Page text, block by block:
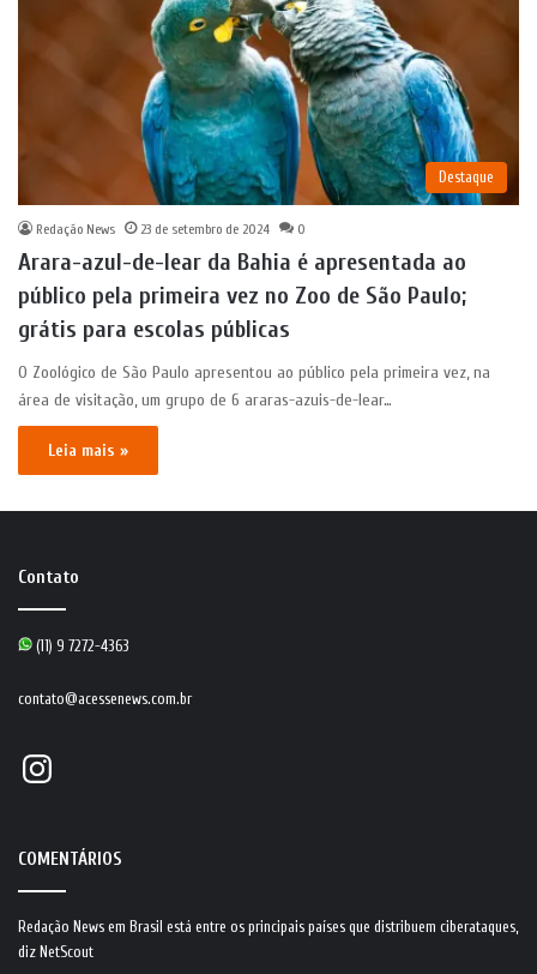
Destaque
Redação News 23 de setembro de 2024 0
Arara-azul-de-lear da Bahia é apresentada ao
público pela primeira vez no Zoo de São Paulo;
grátis para escolas públicas
O Zoológico de São Paulo apresentou ao público pela primeira vez, na
área de visitação, um grupo de 6 araras-azuis-de-lear…
Leia mais »
Contato
(11) 9 7272-4363
contato@acessenews.com.br
Instagram
COMENTÁRIOS
Redação News em Brasil está entre os principais países que distribuem ciberataques,
diz NetScout